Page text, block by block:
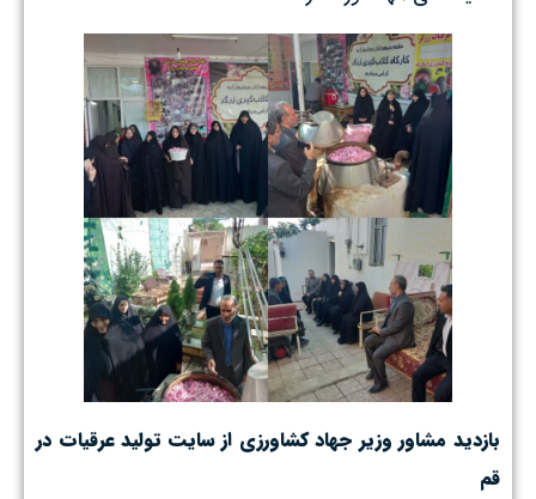
بازدید مشاور وزیر جهاد کشاورزی از سایت تولید عرقیات در
قم